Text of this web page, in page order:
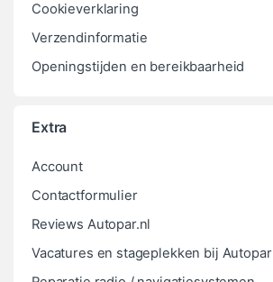
Cookieverklaring
Verzendinformatie
Openingstijden en bereikbaarheid
Extra
Account
Contactformulier
Reviews Autopar.nl
Vacatures en stageplekken bij Autopar